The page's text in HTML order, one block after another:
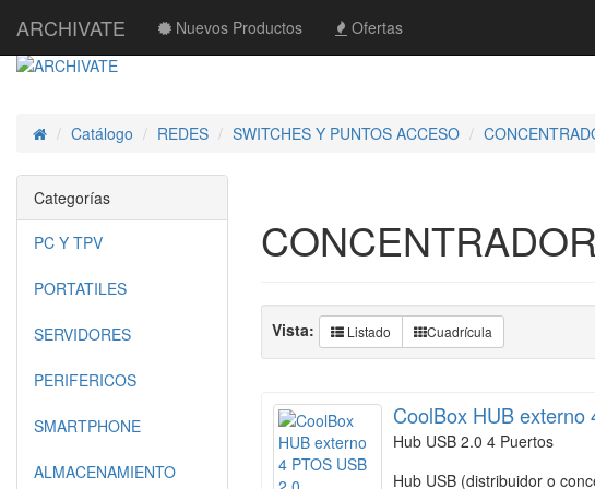
ARCHIVATE Nuevos Productos Ofertas
InicioCatálogo REDES SWITCHES Y PUNTOS ACCESO
Vista: Listado Cuadrícula
CoolBox HUB externo
Hub USB 2.0 4 Puertos
Hub USB (distribuidor o
Categorías
PC Y TPV
PORTATILES
SERVIDORES
PERIFERICOS
SMARTPHONE
ALMACENAMIENTO